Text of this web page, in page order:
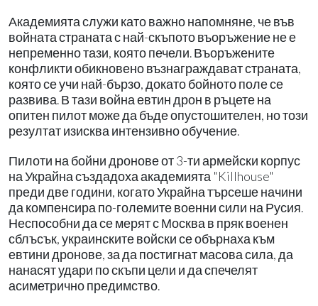
Академията служи като важно напомняне, че във
войната страната с най-скъпото въоръжение не е
непременно тази, която печели. Въоръжените
конфликти обикновено възнаграждават страната,
която се учи най-бързо, докато бойното поле се
развива. В тази война евтин дрон в ръцете на
опитен пилот може да бъде опустошителен, но този
резултат изисква интензивно обучение.
Пилоти на бойни дронове от 3-ти армейски корпус
на Украйна създадоха академията "Killhouse"
преди две години, когато Украйна търсеше начини
да компенсира по-големите военни сили на Русия.
Неспособни да се мерят с Москва в пряк военен
сблъсък, украинските войски се обърнаха към
евтини дронове, за да постигнат масова сила, да
нанасят удари по скъпи цели и да спечелят
асиметрично предимство.